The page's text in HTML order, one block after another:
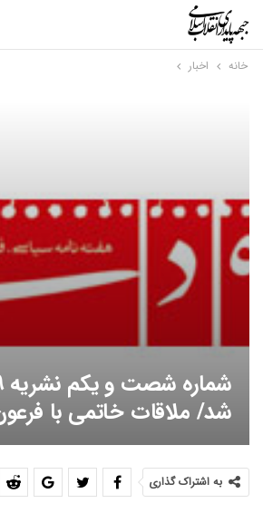
خانه اخبار
شد/ ملاقات خاتمی با
به اشتراک گذاری